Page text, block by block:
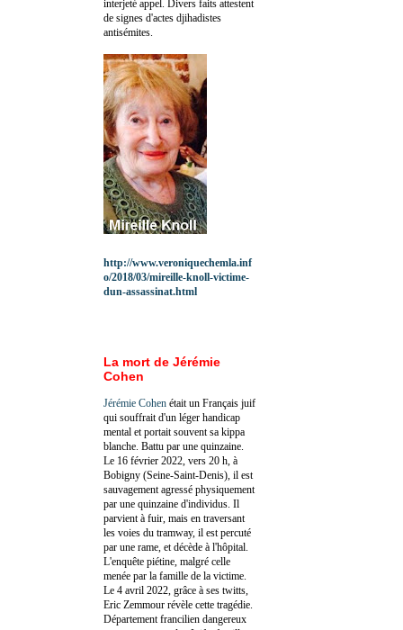
interjeté appel. Divers faits attestent
de signes d'actes djihadistes
antisémites.
http://www.veroniquechemla.inf
o/2018/03/mireille-knoll-victime-
dun-assassinat.html
La mort de Jérémie
Cohen
Jérémie Cohen était un Français juif
qui souffrait d'un léger handicap
mental et portait souvent sa kippa
blanche. Battu par une quinzaine.
Le 16 février 2022, vers 20 h, à
Bobigny (Seine-Saint-Denis), il est
sauvagement agressé physiquement
par une quinzaine d'individus. Il
parvient à fuir, mais en traversant
les voies du tramway, il est percuté
par une rame, et décède à l'hôpital.
L'enquête piétine, malgré celle
menée par la famille de la victime.
Le 4 avril 2022, grâce à ses twitts,
Eric Zemmour révèle cette tragédie.
Département francilien dangereux